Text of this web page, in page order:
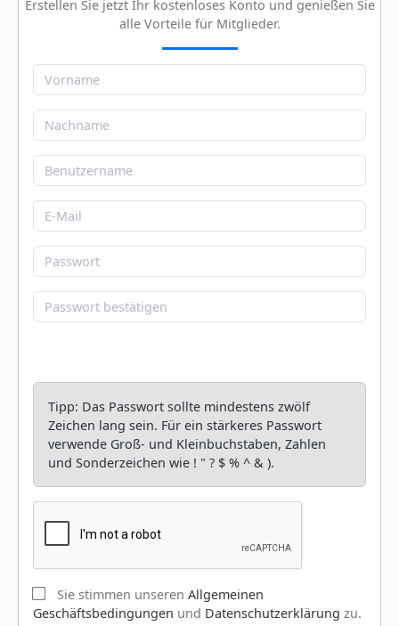
Erstellen Sie jetzt Ihr kostenloses Konto und genießen Sie
alle Vorteile für Mitglieder.
Tipp: Das Passwort sollte mindestens zwölf
Zeichen lang sein. Für ein stärkeres Passwort
verwende Groß- und Kleinbuchstaben, Zahlen
und Sonderzeichen wie ! " ? $ % ^ & ).
Sie stimmen unseren Allgemeinen
Geschäftsbedingungen und Datenschutzerklärung zu.